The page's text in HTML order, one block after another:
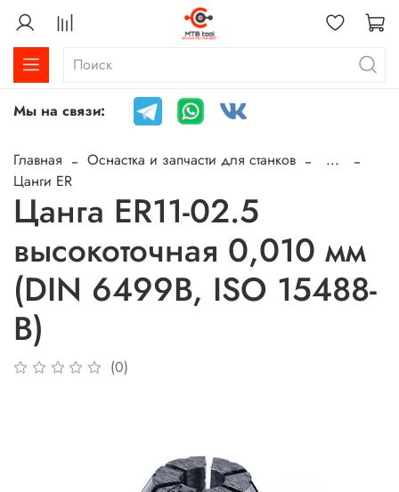
Мы на связи:
Главная Оснастка и запчасти для станков
...
Цанги ER
Цанга ER11-02.5
высокоточная 0,010 мм
(DIN 6499B, ISO 15488-
B)
(0)